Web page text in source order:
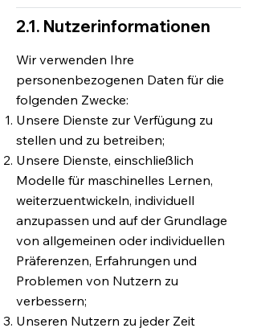
2.1. Nutzerinformationen
Wir verwenden Ihre
personenbezogenen Daten für die
folgenden Zwecke:
Unsere Dienste zur Verfügung zu
stellen und zu betreiben;
Unsere Dienste, einschließlich
Modelle für maschinelles Lernen,
weiterzuentwickeln, individuell
anzupassen und auf der Grundlage
von allgemeinen oder individuellen
Präferenzen, Erfahrungen und
Problemen von Nutzern zu
verbessern;
Unseren Nutzern zu jeder Zeit